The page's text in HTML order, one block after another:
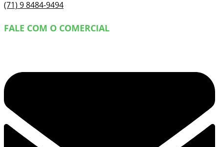
(71) 9 8484-9494
FALE COM O COMERCIAL